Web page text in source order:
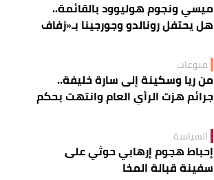
ميسي ونجوم هوليوود بالقائمة..
هل يحتفل رونالدو وجورجينا بـ«زفاف
منوعات
من ريا وسكينة إلى سارة خليفة..
جرائم هزت الرأي العام وانتهت بحكم
السياسة
إحباط هجوم إرهابي حوثي على
سفينة قبالة المخا